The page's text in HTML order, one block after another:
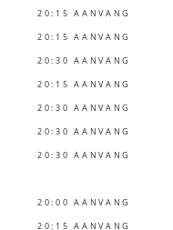
20:15 AANVANG
20:15 AANVANG
20:30 AANVANG
20:15 AANVANG
20:30 AANVANG
20:30 AANVANG
20:30 AANVANG
20:00 AANVANG
20:15 AANVANG